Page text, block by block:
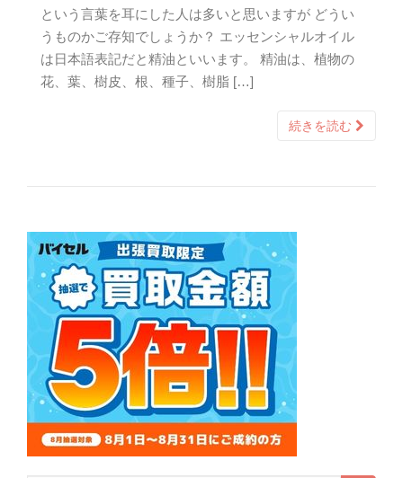
という言葉を耳にした人は多いと思いますが どうい
うものかご存知でしょうか？ エッセンシャルオイル
は日本語表記だと精油といいます。 精油は、植物の
花、葉、樹皮、根、種子、樹脂 […]
続きを読む